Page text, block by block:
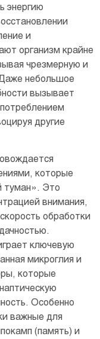
энергию
и
организм крайне
чрезмерную и
небольшое
вызывает
другие
которые
туман». Это
внимания,
обработки
ключевую
микроглия и
которые
Особенно
важные для
(память) и